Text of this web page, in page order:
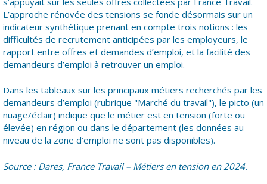
L’approche rénovée des tensions se fonde désormais sur un
indicateur synthétique prenant en compte trois notions : les
difficultés de recrutement anticipées par les employeurs, le
rapport entre offres et demandes d’emploi, et la facilité des
demandeurs d’emploi à retrouver un emploi.
Dans les tableaux sur les principaux métiers recherchés par les
demandeurs d’emploi (rubrique "Marché du travail"), le picto (un
nuage/éclair) indique que le métier est en tension (forte ou
élevée) en région ou dans le département (les données au
niveau de la zone d’emploi ne sont pas disponibles).
Source : Dares, France Travail – Métiers en tension en 2024.